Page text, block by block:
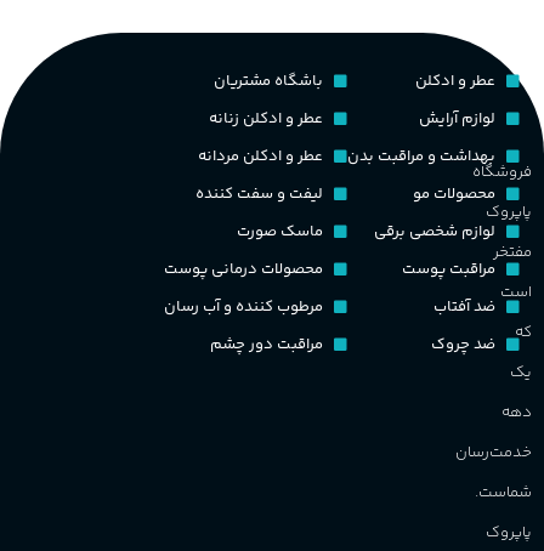
کشور مبدا برند
طبع تلخ
غلظت
اکسترکت دو پرفیوم
گروه بویایی میوه ای
مناسب برای
آقایان
میوه‌ها و مرکبات، وانیل،
فروشگاه
پاپروک
مفتخر
است
که
یک
دهه
خدمت‌رسان
شماست.
پاپروک
عطر و ادکلن
لوازم آرایش
بهداشت و مراقبت بدن
محصولات مو
لوازم شخصی برقی
مراقبت پوست
ضد آفتاب
ضد چروک
باشگاه مشتریان
عطر و ادکلن زنانه
عطر و ادکلن مردانه
لیفت و سفت کننده
ماسک صورت
محصولات درمانی پوست
مرطوب کننده و آب رسان
مراقبت دور چشم